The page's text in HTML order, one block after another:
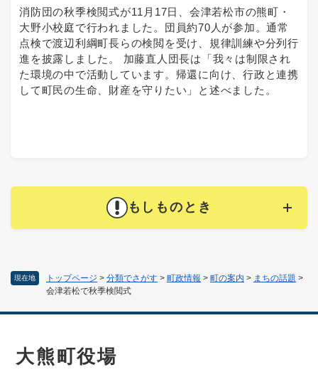
現在地 トップページ > 分類でさがす > 町政情報 > 町の案内 > まちの話題 >
会津若松で秋季検閲式
消防団の秋季検閲式が11月17日、会津若松市の熊町・
大野小校庭で行われました。団員約70人が参加。通常
点検で渡辺利綱町長らの検閲を受け、規律訓練や分列行
進を披露しました。 加藤直人団長は「我々は制限され
た環境の中で活動しています。帰還に向け、行政と連携
して町民の生命、財産を守りたい」と述べました。
もしものとき
大熊町役場